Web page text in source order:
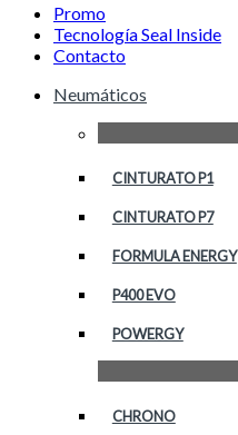
Promo
Tecnología Seal Inside
Contacto
Neumáticos
CINTURATO P1
CINTURATO P7
FORMULA ENERGY
P400 EVO
POWERGY
CHRONO